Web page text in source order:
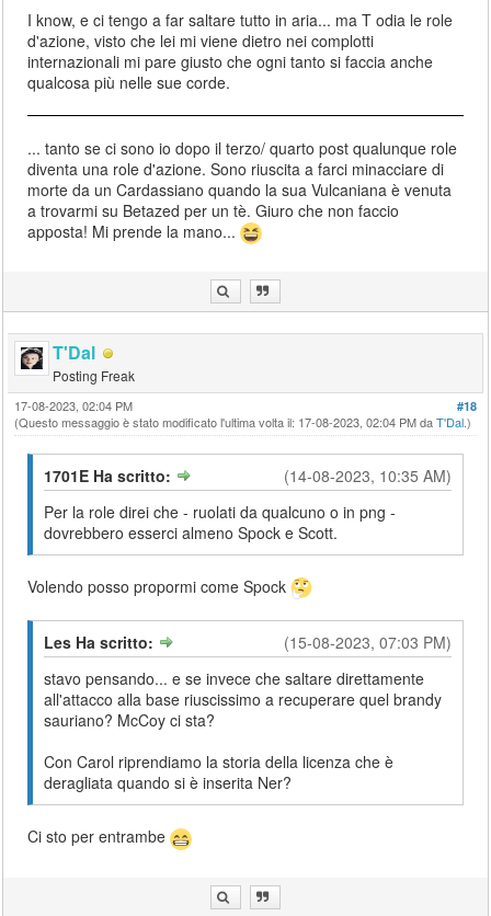
I know, e ci tengo a far saltare tutto in aria... ma T odia le role
d'azione, visto che lei mi viene dietro nei complotti
internazionali mi pare giusto che ogni tanto si faccia anche
qualcosa più nelle sue corde.
... tanto se ci sono io dopo il terzo/ quarto post qualunque role
diventa una role d'azione. Sono riuscita a farci minacciare di
morte da un Cardassiano quando la sua Vulcaniana è venuta
a trovarmi su Betazed per un tè. Giuro che non faccio
apposta! Mi prende la mano...
T'Dal
Posting Freak
#18
17-08-2023, 02:04 PM
(Questo messaggio è stato modificato l'ultima volta il: 17-08-2023, 02:04 PM daT'Dal.)
(14-08-2023, 10:35 AM)
1701E Ha scritto:
Per la role direi che - ruolati da qualcuno o in png -
dovrebbero esserci almeno Spock e Scott.
Volendo posso propormi come Spock
(15-08-2023, 07:03 PM)
Les Ha scritto:
stavo pensando... e se invece che saltare direttamente
all'attacco alla base riuscissimo a recuperare quel brandy
sauriano? McCoy ci sta?
Con Carol riprendiamo la storia della licenza che è
deragliata quando si è inserita Ner?
Ci sto per entrambe